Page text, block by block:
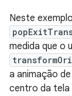
Neste
medida que o
a animação
centro da tela